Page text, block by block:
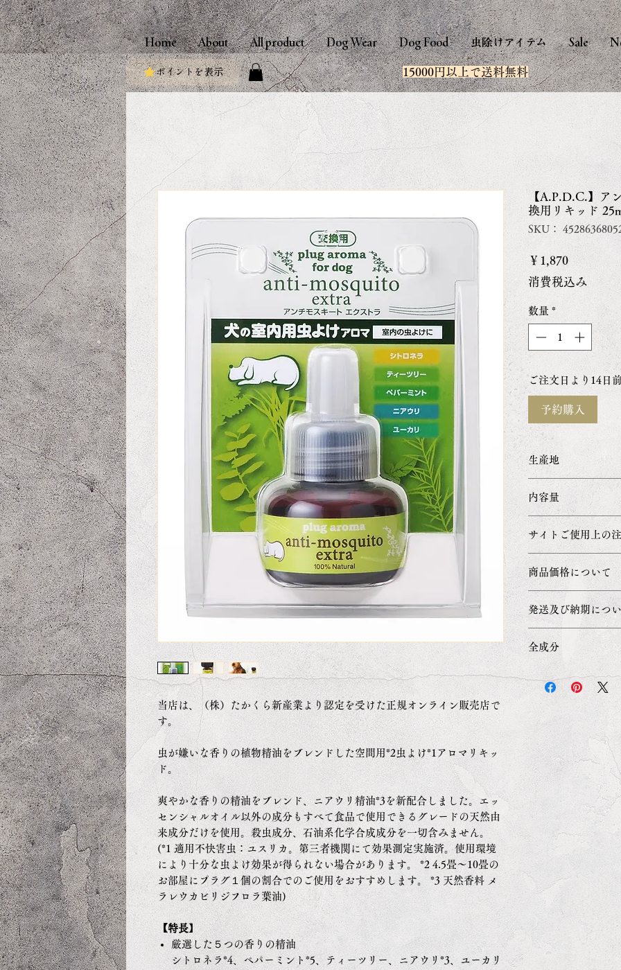
Home About All product Dog Wear Dog Food 虫除けアイテム Sale
ポイントを表示 15000円以上で送料無料
当店は、（株）たかくら新産業より認定を受けた正規オンライン販売店で
す。
虫が嫌いな香りの植物精油をブレンドした空間用*2虫よけ*1アロマリキッ
ド。
爽やかな香りの精油をブレンド、ニアウリ精油*3を新配合しました。エッ
センシャルオイル以外の成分もすべて食品で使用できるグレードの天然由
来成分だけを使用。殺虫成分、石油系化学合成成分を一切含みません。
(*1 適用不快害虫：ユスリカ。第三者機関にて効果測定実施済。使用環境
により十分な虫よけ効果が得られない場合があります。 *2 4.5畳～10畳の
お部屋にプラグ１個の割合でのご使用をおすすめします。 *3 天然香料 メ
ラレウカビリジフロラ葉油)
【特長】
厳選した５つの香りの精油
シトロネラ*4、ペパーミント*5、ティーツリー、ニアウリ*3、ユーカリ
【A.P.D.C.】ア
換用リキッド
SKU：
￥1,870価
格
消費税込み
数量 *
ご注文日より14日
予約購入
生産地
日本
内容量
25ml
サイトご使用上の
・ご利用のブラ
定などにより正
製品と若干色合
商品価格について
商品価格の表示
示としておりま
発送及び納期につ
取寄せ商品：
ご入金を確認後
メーカーの遅延
ることがござい
即納商品の場合
ご入金を確認し
以内に出荷致し
受注商品の場合
ご入金を確認し
ただきます
納期７日間前後
複数の商品をご
い受注商品に合
納品日ごとの別
ですが分けてご
全成分
コウスイガヤ油
ツリー葉油、メ
ユーカリ葉油、
（サトウキビ抽
ロコシ由来）、